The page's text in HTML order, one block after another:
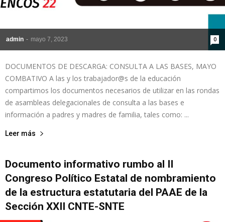
XXII
admin - mayo 7, 2023 0
DOCUMENTOS DE DESCARGA: CONSULTA A LAS BASES, MAYO
COMBATIVO A las y los trabajador@s de la educación
compartimos los documentos necesarios de utilizar en las rondas
de asambleas delegacionales de consulta a las bases e
información a padres y madres de familia, tales como: ...
Leer más
Documento informativo rumbo al II
Congreso Político Estatal de nombramiento
de la estructura estatutaria del PAAE de la
Sección XXII CNTE-SNTE